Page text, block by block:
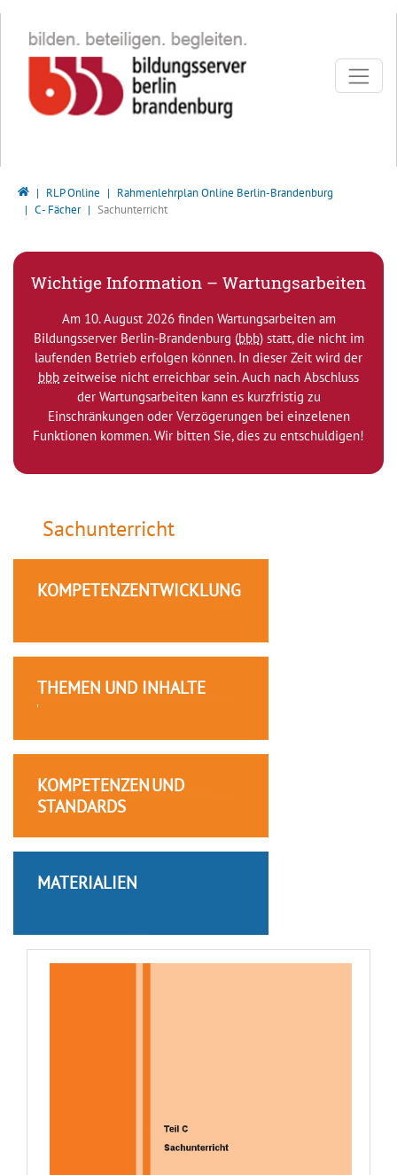
Bildungsserver Berlin - Brandenburg
RLP Online
Rahmenlehrplan Online Berlin-Brandenburg
C - Fächer
Sachunterricht
Wichtige Information – Wartungsarbeiten
Am 10. August 2026 finden Wartungsarbeiten am
Bildungsserver Berlin-Brandenburg (bbb) statt, die nicht im
laufenden Betrieb erfolgen können. In dieser Zeit wird der
bbb zeitweise nicht erreichbar sein. Auch nach Abschluss
der Wartungsarbeiten kann es kurzfristig zu
Einschränkungen oder Verzögerungen bei einzelenen
Funktionen kommen. Wir bitten Sie, dies zu entschuldigen!
Sachunterricht
KOMPETENZENTWICKLUNG
THEMEN UND INHALTE
KOMPETENZEN UND
STANDARDS
MATERIALIEN